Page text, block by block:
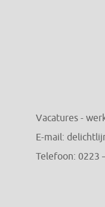
Vacatures -
E-mail:
Telefoon: 0223